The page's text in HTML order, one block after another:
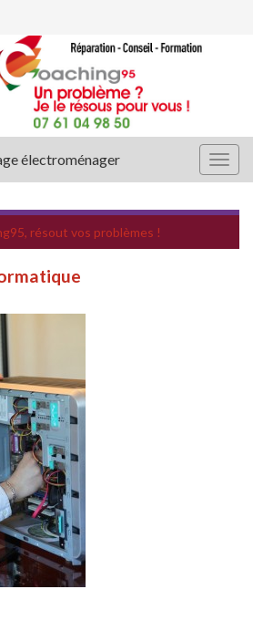
électroménager
résout vos problèmes !